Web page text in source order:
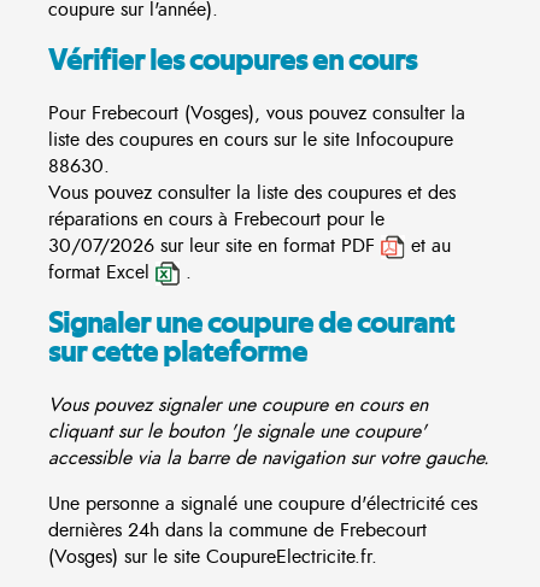
coupure sur l'année).
Vérifier les coupures en cours
Pour Frebecourt (Vosges), vous pouvez consulter la
liste des coupures en cours sur le site Infocoupure
88630.
Vous pouvez consulter la liste des coupures et des
réparations en cours à Frebecourt pour le
30/07/2026 sur leur site en format PDF
et au
format Excel
.
Signaler une coupure de courant
sur cette plateforme
Vous pouvez signaler une coupure en cours en
cliquant sur le bouton 'Je signale une coupure'
accessible via la barre de navigation sur votre gauche.
Une personne a signalé une coupure d'électricité ces
dernières 24h dans la commune de Frebecourt
(Vosges) sur le site CoupureElectricite.fr.